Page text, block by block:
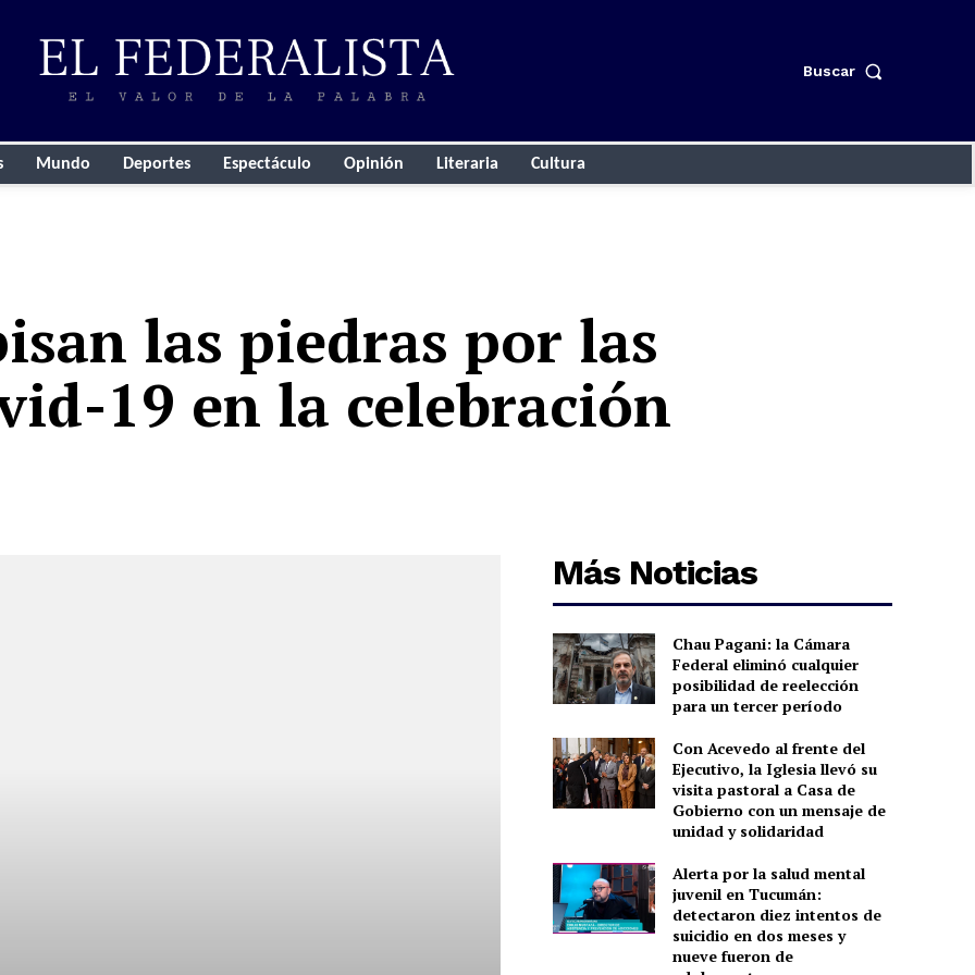
Buscar
Mundo Deportes Espectáculo Opinión Literaria Cultura
las piedras por las
19 en la celebración
Más Noticias
Chau Pagani: la Cámara
Federal eliminó cualquier
posibilidad de reelección
para un tercer período
Con Acevedo al frente del
Ejecutivo, la Iglesia llevó su
visita pastoral a Casa de
Gobierno con un mensaje de
unidad y solidaridad
Alerta por la salud mental
juvenil en Tucumán:
detectaron diez intentos de
suicidio en dos meses y
nueve fueron de